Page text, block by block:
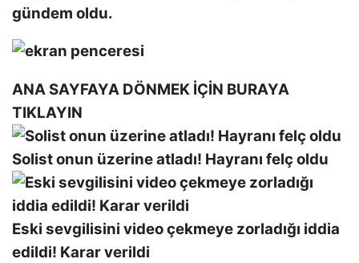
gündem oldu.
ANA SAYFAYA DÖNMEK İÇİN BURAYA
TIKLAYIN
Solist onun üzerine atladı! Hayranı felç oldu
Eski sevgilisini video çekmeye zorladığı iddia
edildi! Karar verildi